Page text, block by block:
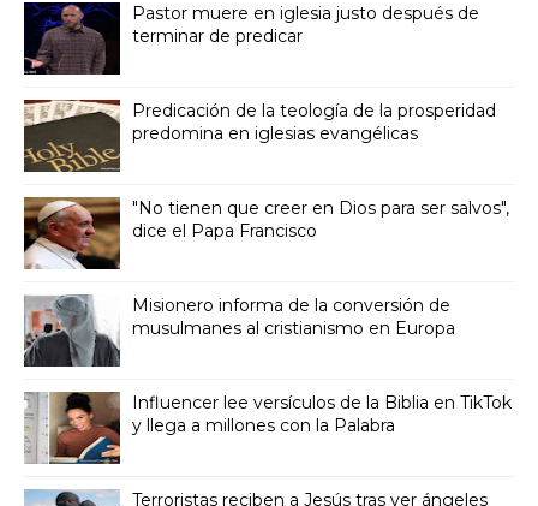
Pastor muere en iglesia justo después de
terminar de predicar
Predicación de la teología de la prosperidad
predomina en iglesias evangélicas
"No tienen que creer en Dios para ser salvos",
dice el Papa Francisco
Misionero informa de la conversión de
musulmanes al cristianismo en Europa
Influencer lee versículos de la Biblia en TikTok
y llega a millones con la Palabra
Terroristas reciben a Jesús tras ver ángeles